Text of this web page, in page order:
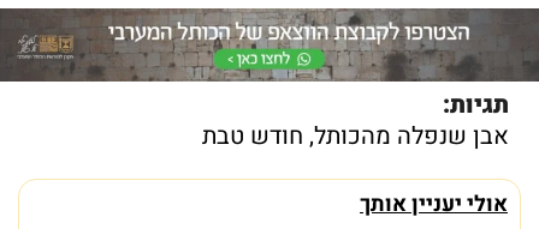
תגיות:
אבן שנפלה מהכותל, חודש טבת
אולי יעניין אותך